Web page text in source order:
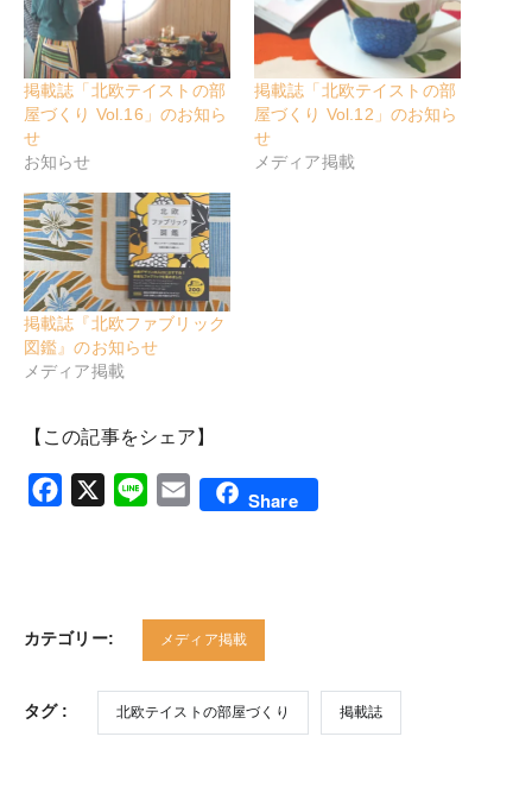
掲載誌「北欧テイストの部
屋づくり Vol.16」のお知ら
せ
お知らせ
掲載誌「北欧テイストの部
屋づくり Vol.12」のお知ら
せ
メディア掲載
掲載誌『北欧ファブリック
図鑑』のお知らせ
メディア掲載
【この記事をシェア】
Facebook
X Line Email Share
カテゴリー: メディア掲載
タグ : 北欧テイストの部屋づくり 掲載誌